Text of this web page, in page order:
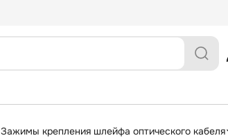
Зажимы крепления шлейфа оптического кабеля